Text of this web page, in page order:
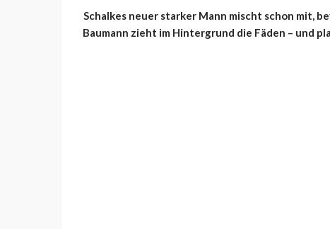
Schalkes neuer starker Mann mischt schon mit,
Baumann zieht im Hintergrund die Fäden – und